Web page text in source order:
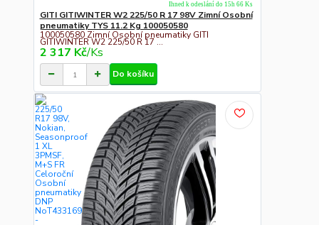
GITI GITIWINTER W2 225/50 R 17 98V Zimní Osobní
pneumatiky TYS 11.2 Kg 100050580
100050580 Zimní Osobní pneumatiky GITI
GITIWINTER W2 225/50 R 17 ...
2 317 Kč/Ks
Ihned k odeslání do 15h 66 Ks
Do košíku